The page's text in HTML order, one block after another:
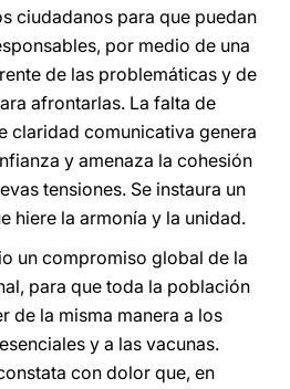
ciudadanos para que puedan
por medio de una
de las problemáticas y de
afrontarlas. La falta de
claridad comunicativa genera
y amenaza la cohesión
tensiones. Se instaura un
hiere la armonía y la unidad.
un compromiso global de la
para que toda la población
de la misma manera a los
y a las vacunas.
con dolor que, en